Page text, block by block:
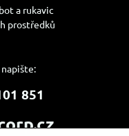
a rukavic
prostředků